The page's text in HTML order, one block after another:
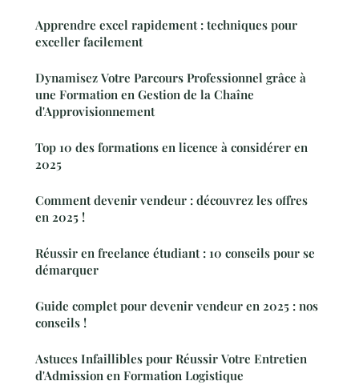
Apprendre excel rapidement : techniques pour
exceller facilement
Dynamisez Votre Parcours Professionnel grâce à
une Formation en Gestion de la Chaîne
d'Approvisionnement
Top 10 des formations en licence à considérer en
2025
Comment devenir vendeur : découvrez les offres
en 2025 !
Réussir en freelance étudiant : 10 conseils pour se
démarquer
Guide complet pour devenir vendeur en 2025 : nos
conseils !
Astuces Infaillibles pour Réussir Votre Entretien
d'Admission en Formation Logistique